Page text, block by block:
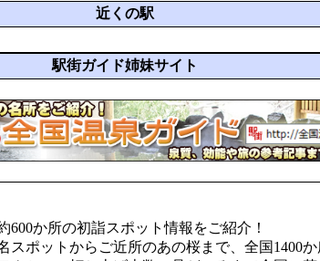
近くの駅
駅街ガイド姉妹サイト
600か所の初詣スポット情報をご紹介！
スポットからご近所のあの桜まで、全国1400か